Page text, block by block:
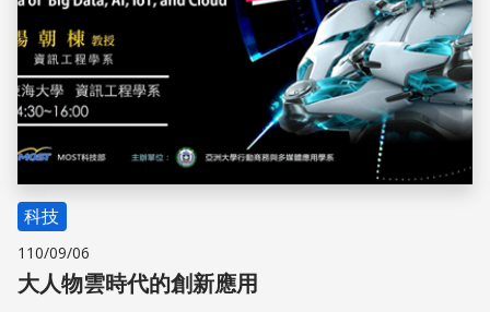
科技
110/09/06
大人物雲時代的創新應用